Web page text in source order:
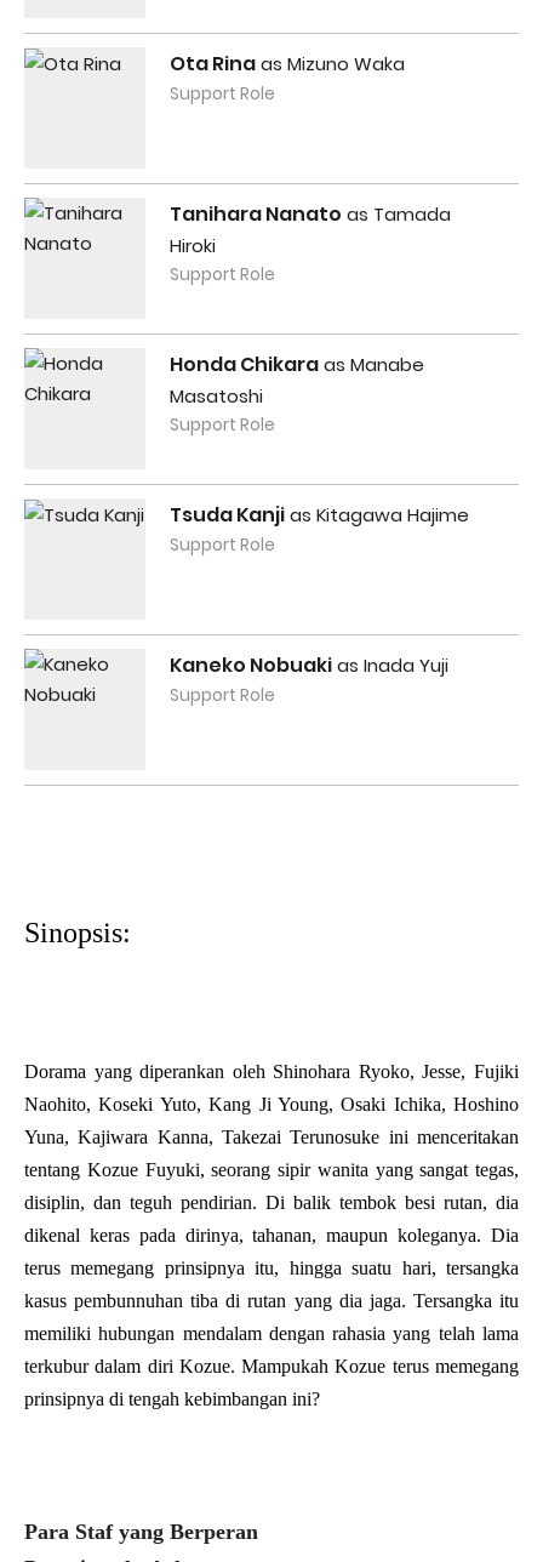
Ota Rinaas Mizuno Waka
Support Role
Tanihara Nanato as Tamada
Hiroki
Support Role
Honda Chikaraas Manabe
Masatoshi
Support Role
Tsuda Kanjias Kitagawa Hajime
Support Role
Kaneko Nobuakias Inada Yuji
Support Role
Sinopsis:
Dorama yang diperankan oleh Shinohara Ryoko, Jesse, Fujiki
Naohito, Koseki Yuto, Kang Ji Young, Osaki Ichika, Hoshino
Yuna, Kajiwara Kanna, Takezai Terunosuke ini menceritakan
tentang Kozue Fuyuki, seorang sipir wanita yang sangat tegas,
disiplin, dan teguh pendirian. Di balik tembok besi rutan, dia
dikenal keras pada dirinya, tahanan, maupun koleganya. Dia
terus memegang prinsipnya itu, hingga suatu hari, tersangka
kasus pembunnuhan tiba di rutan yang dia jaga. Tersangka itu
memiliki hubungan mendalam dengan rahasia yang telah lama
terkubur dalam diri Kozue. Mampukah Kozue terus memegang
prinsipnya di tengah kebimbangan ini?
Para Staf yang Berperan